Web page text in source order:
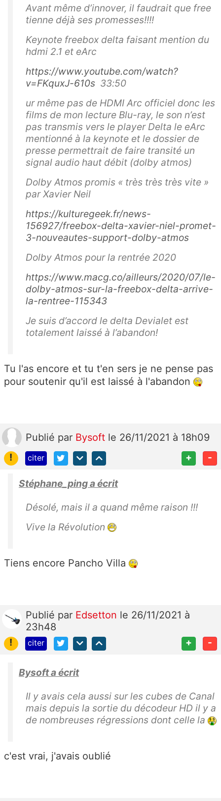
Avant même d’innover, il faudrait que free
tienne déjà ses promesses!!!!
Keynote freebox delta faisant mention du
hdmi 2.1 et eArc
https://www.youtube.com/watch?
v=FKquxJ-610s 33:50
ur même pas de HDMI Arc officiel donc les
films de mon lecture Blu-ray, le son n’est
pas transmis vers le player Delta le eArc
mentionné à la keynote et le dossier de
presse permettrait de faire transité un
signal audio haut débit (dolby atmos)
Dolby Atmos promis « très très très vite »
par Xavier Neil
https://kulturegeek.fr/news-
156927/freebox-delta-xavier-niel-promet-
3-nouveautes-support-dolby-atmos
Dolby Atmos pour la rentrée 2020
https://www.macg.co/ailleurs/2020/07/le-
dolby-atmos-sur-la-freebox-delta-arrive-
la-rentree-115343
Je suis d’accord le delta Devialet est
totalement laissé à l’abandon!
Tu l'as encore et tu t'en sers je ne pense pas
pour soutenir qu'il est laissé à l'abandon
Publié par Bysoft le 26/11/2021 à 18h09
!
citer + -
Stéphane_ping a écrit
Désolé, mais il a quand même raison !!!
Vive la Révolution
Tiens encore Pancho Villa
Publié par Edsetton le 26/11/2021 à
23h48
!
citer + -
Bysoft a écrit
Il y avais cela aussi sur les cubes de Canal
mais depuis la sortie du décodeur HD il y a
de nombreuses régressions dont celle la
c'est vrai, j'avais oublié